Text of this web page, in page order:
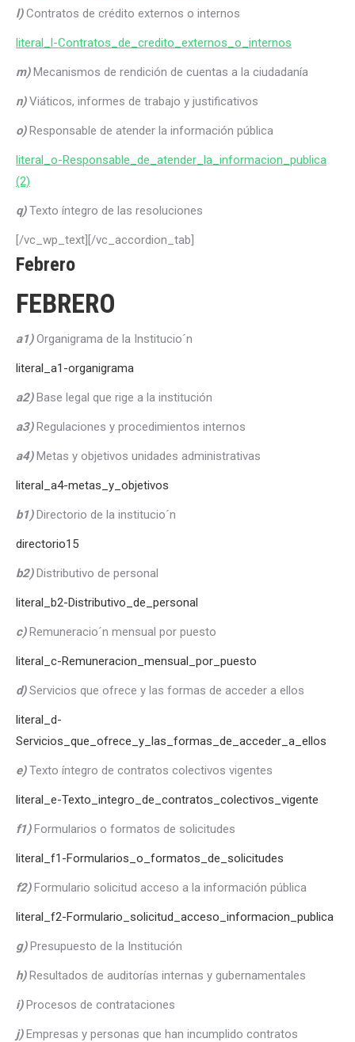
l) Contratos de crédito externos o internos
literal_l-Contratos_de_credito_externos_o_internos
m)Mecanismos de rendición de cuentas a la ciudadanía
n)Viáticos, informes de trabajo y justificativos
o)Responsable de atender la información pública
literal_o-Responsable_de_atender_la_informacion_publica
(2)
q) Texto íntegro de las resoluciones
[/vc_wp_text][/vc_accordion_tab]
Febrero
FEBRERO
a1)Organigrama de la Institucio´n
literal_a1-organigrama
a2) Base legal que rige a la institución
a3)Regulaciones y procedimientos internos
a4)Metas y objetivos unidades administrativas
literal_a4-metas_y_objetivos
b1)Directorio de la institucio´n
directorio15
b2)Distributivo de personal
literal_b2-Distributivo_de_personal
c)Remuneracio´n mensual por puesto
literal_c-Remuneracion_mensual_por_puesto
d)Servicios que ofrece y las formas de acceder a ellos
literal_d-
Servicios_que_ofrece_y_las_formas_de_acceder_a_ellos
e)Texto íntegro de contratos colectivos vigentes
literal_e-Texto_integro_de_contratos_colectivos_vigente
f1)Formularios o formatos de solicitudes
literal_f1-Formularios_o_formatos_de_solicitudes
f2)Formulario solicitud acceso a la información pública
literal_f2-Formulario_solicitud_acceso_informacion_publica
g) Presupuesto de la Institución
h)Resultados de auditorías internas y gubernamentales
i) Procesos de contrataciones
j) Empresas y personas que han incumplido contratos